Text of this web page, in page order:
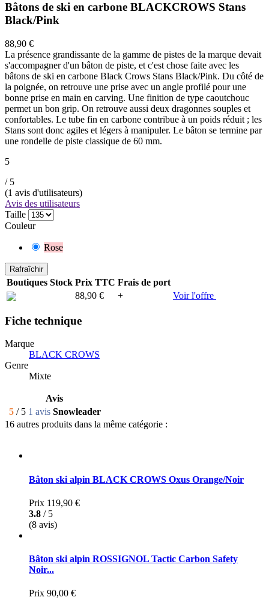
Bâtons de ski en carbone BLACKCROWS Stans
Black/Pink
88,90 €
La présence grandissante de la gamme de pistes de la marque devait
s'accompagner d'un bâton de piste, et c'est chose faite avec les
bâtons de ski en carbone Black Crows Stans Black/Pink. Du côté de
la poignée, on retrouve une prise avec un angle profilé pour une
bonne prise en main en carving. Une finition de type caoutchouc
permet un bon grip. On retrouve aussi deux dragonnes souples et
confortables. Le tube fin en carbone contribue à un poids réduit ; les
Stans sont donc agiles et légers à manipuler. Le bâton se termine par
une rondelle de piste classique de 60 mm.
5
/ 5
(1 avis d'utilisateurs)
Avis des utilisateurs
Taille
Couleur
Rose
Boutiques Stock Prix TTC Frais de port
88,90 €
+ Voir l'offre
Fiche technique
Marque
BLACK CROWS
Genre
Mixte
Avis
5 / 5 1 avis Snowleader
16 autres produits dans la même catégorie :
Bâton ski alpin BLACK CROWS Oxus Orange/Noir
Prix 119,90 €
3.8 / 5
(8 avis)
Bâton ski alpin ROSSIGNOL Tactic Carbon Safety
Noir...
Prix 90,00 €